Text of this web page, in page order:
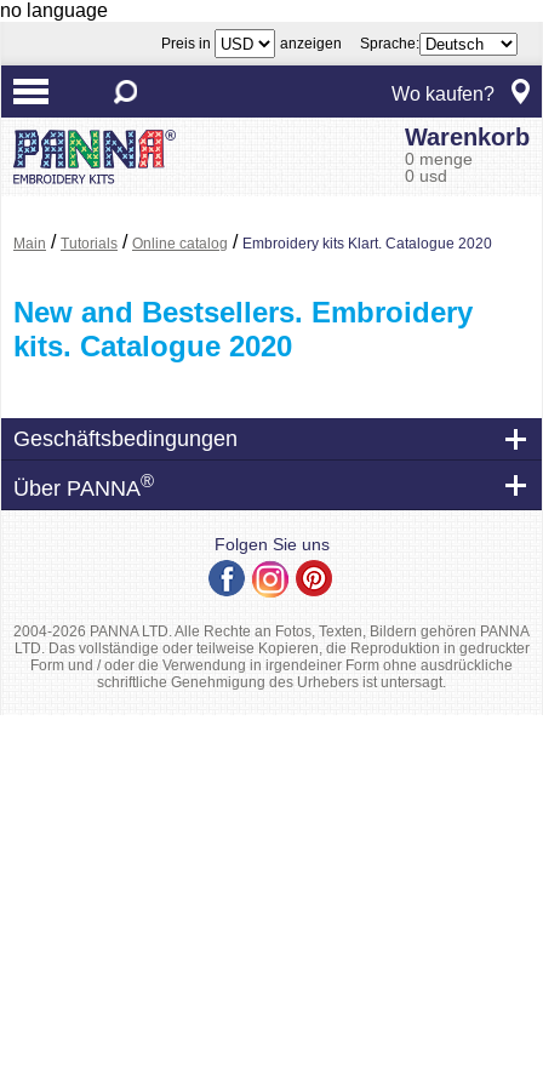
no language
Preis in anzeigen Sprache:
Wo kaufen?
Warenkorb
0 menge
0 usd
Main / Tutorials / Online catalog / Embroidery kits Klart. Catalogue 2020
New and Bestsellers. Embroidery
kits. Catalogue 2020
Geschäftsbedingungen
Über PANNA®
Folgen Sie uns
2004-2026 PANNA LTD. Alle Rechte an Fotos, Texten, Bildern gehören PANNA
LTD. Das vollständige oder teilweise Kopieren, die Reproduktion in gedruckter
Form und / oder die Verwendung in irgendeiner Form ohne ausdrückliche
schriftliche Genehmigung des Urhebers ist untersagt.